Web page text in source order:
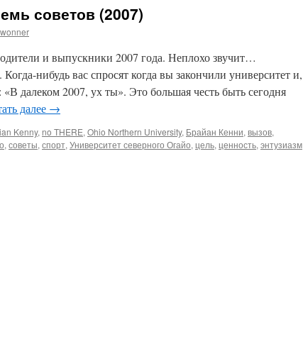
советов (2007)
wonner
и выпускники 2007 года. Неплохо звучит…
нибудь вас спросят когда вы закончили университет и,
далеком 2007, ух ты». Это большая честь быть сегодня
далее →
Kenny, no THERE, Ohio Northern University, Брайан Кенни, вызов,
, советы, спорт, Университет северного Огайо, цель, ценность, энтузиазм